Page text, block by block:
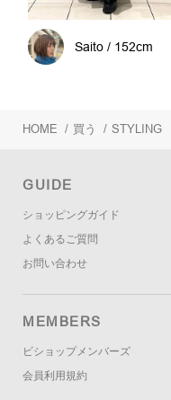
Saito / 152cm
HOME / 買う / STYLING
GUIDE
ショッピングガイド
よくあるご質問
お問い合わせ
MEMBERS
ビショップメンバーズ
会員利用規約